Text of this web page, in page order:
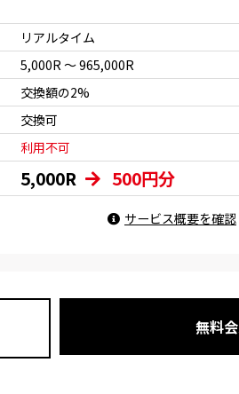
リアルタイム
5,000R 〜 965,000R
交換額の2%
交換可
利用不可
5,000R 500円分
サービス概要を確認
無料